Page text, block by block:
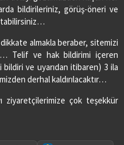
bildirileriniz, görüş-öneri ve
almakla beraber, sitemizi
Telif ve hak bildirimi içeren
ve uyarıdan itibaren) 3 ila
derhal kaldırılacaktır…
ziyaretçilerimize çok teşekkür